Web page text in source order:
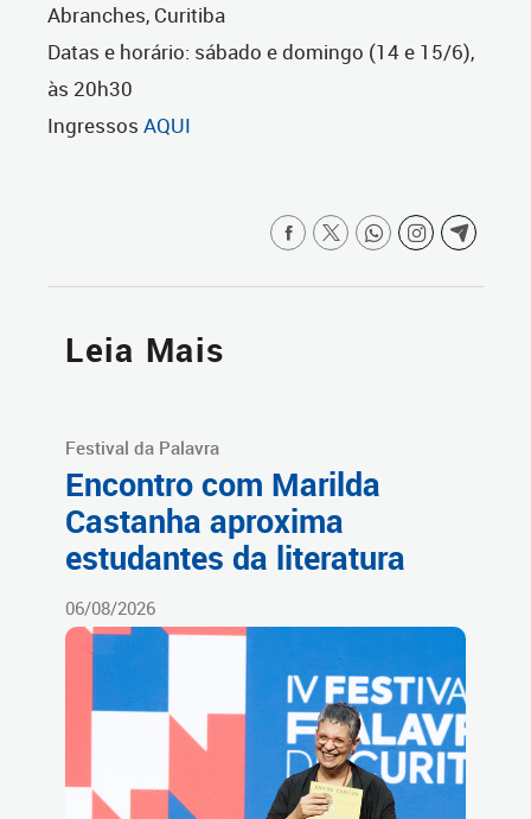
Abranches, Curitiba
Datas e horário: sábado e domingo (14 e 15/6),
às 20h30
Ingressos AQUI
Leia Mais
Festival da Palavra
Encontro com Marilda
Castanha aproxima
estudantes da literatura
06/08/2026